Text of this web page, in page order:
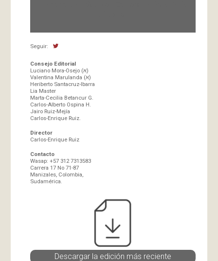
Seguir:
Consejo Editorial
Luciano Mora-Osejo (א)
Valentina Marulanda (א)
Heriberto Santacruz-Ibarra
Lia Master
Marta-Cecilia Betancur G.
Carlos-Alberto Ospina H.
Jairo Ruiz-Mejía
Carlos-Enrique Ruiz.
Director
Carlos-Enrique Ruiz
Contacto
Wasap: +57 312 7313583
Carrera 17 No 71-87
Manizales, Colombia,
Sudamérica.
Descargar la edición más reciente